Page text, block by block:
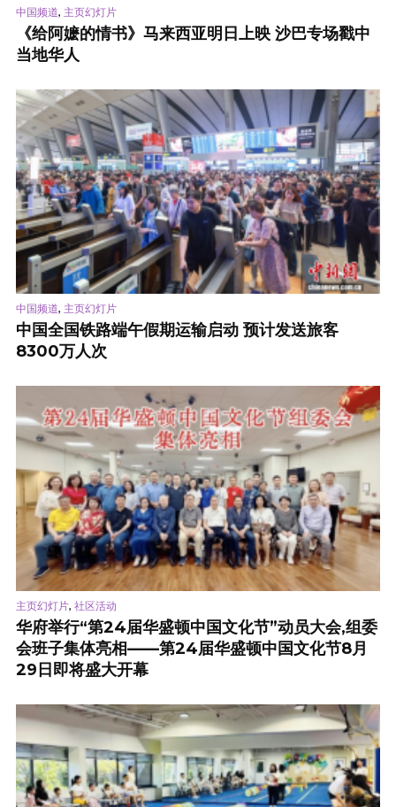
中国频道, 主页幻灯片
《给阿嬷的情书》马来西亚明日上映 沙巴专场戳中
当地华人
中国频道, 主页幻灯片
中国全国铁路端午假期运输启动 预计发送旅客
8300万人次
主页幻灯片, 社区活动
华府举行“第24届华盛顿中国文化节”动员大会,组委
会班子集体亮相——第24届华盛顿中国文化节8月
29日即将盛大开幕